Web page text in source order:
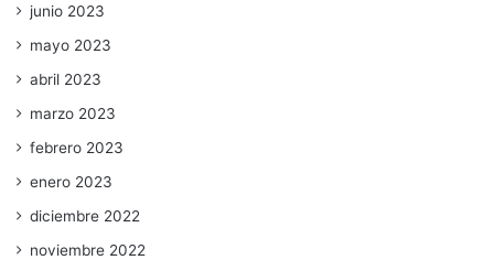
junio 2023
mayo 2023
abril 2023
marzo 2023
febrero 2023
enero 2023
diciembre 2022
noviembre 2022